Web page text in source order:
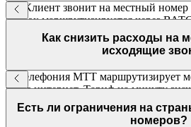
Да. Клиент звонит на местный
звонок маршрутизируется через
нужного сотрудника в России или
Как снизить расходы на
исходящие
IP-телефония МТТ маршрутизирует
через интернет. Тариф на минуту
традиционных операторов.
зависимости от направления.
Есть ли ограничения на
номеров?